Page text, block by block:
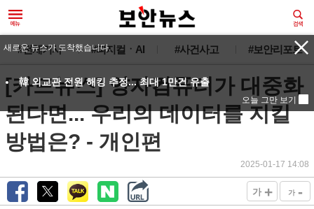
#전체기사 #피지컬ㆍAI #사건사고 #보안리포트
[카드뉴스] 양자컴퓨터가 대중화
된다면... 우리의 데이터를 지킬
방법은? - 개인편
2025-01-17 14:08
가 + 가 -
새로운 뉴스가 도착했습니다.
韓 외교관 전원 해킹 추정... 최대 1만건 유출
오늘 그만 보기